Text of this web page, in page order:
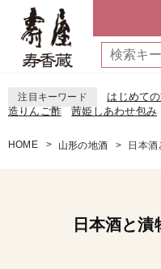
注目キーワード はじめて
造りんご酢
茜姫しあわせ包み
HOME 山形の地酒 日本酒
日本酒と